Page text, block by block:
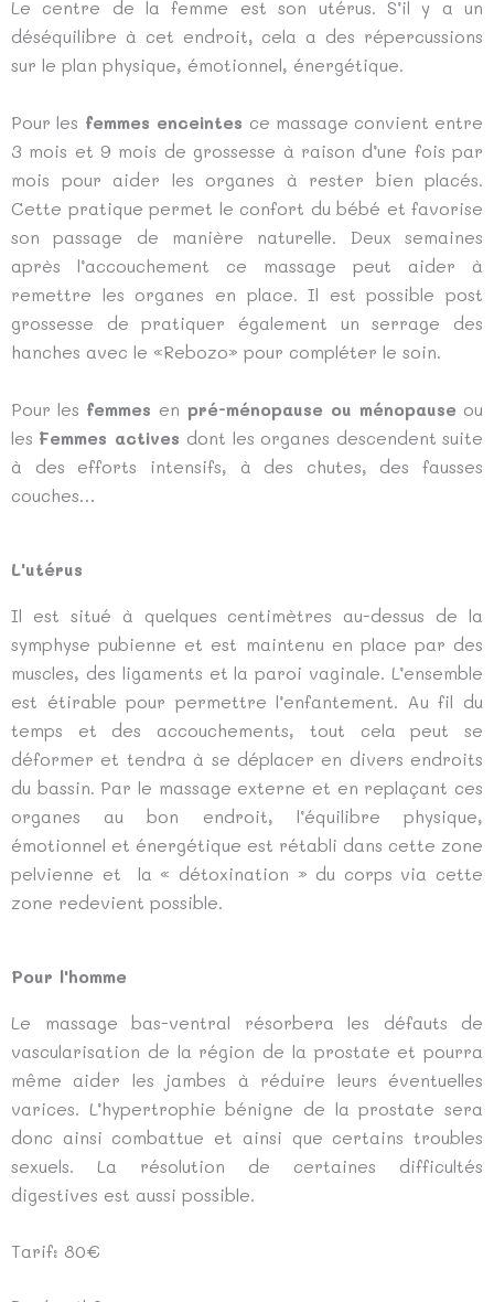
Le centre de la femme est son utérus. S’il y a un
déséquilibre à cet endroit, cela a des répercussions
sur le plan physique, émotionnel, énergétique.
Pour les femmes enceintes ce massage convient entre
3 mois et 9 mois de grossesse à raison d’une fois par
mois pour aider les organes à rester bien placés.
Cette pratique permet le confort du bébé et favorise
son passage de manière naturelle. Deux semaines
après l’accouchement ce massage peut aider à
remettre les organes en place. Il est possible post
grossesse de pratiquer également un serrage des
hanches avec le «Rebozo» pour compléter le soin.
Pour les femmes en pré-ménopause ou ménopauseou
les Femmes actives dont les organes descendent suite
à des efforts intensifs, à des chutes, des fausses
couches…
L'utérus
Il est situé à quelques centimètres au-dessus de la
symphyse pubienne et est maintenu en place par des
muscles, des ligaments et la paroi vaginale. L’ensemble
est étirable pour permettre l’enfantement. Au fil du
temps et des accouchements, tout cela peut se
déformer et tendra à se déplacer en divers endroits
du bassin. Par le massage externe et en replaçant ces
organes au bon endroit, l’équilibre physique,
émotionnel et énergétique est rétabli dans cette zone
pelvienne et la « détoxination » du corps via cette
zone redevient possible.
Pour l'homme
Le massage bas-ventral résorbera les défauts de
vascularisation de la région de la prostate et pourra
même aider les jambes à réduire leurs éventuelles
varices. L’hypertrophie bénigne de la prostate sera
donc ainsi combattue et ainsi que certains troubles
sexuels. La résolution de certaines difficultés
digestives est aussi possible.
Tarif: 80€